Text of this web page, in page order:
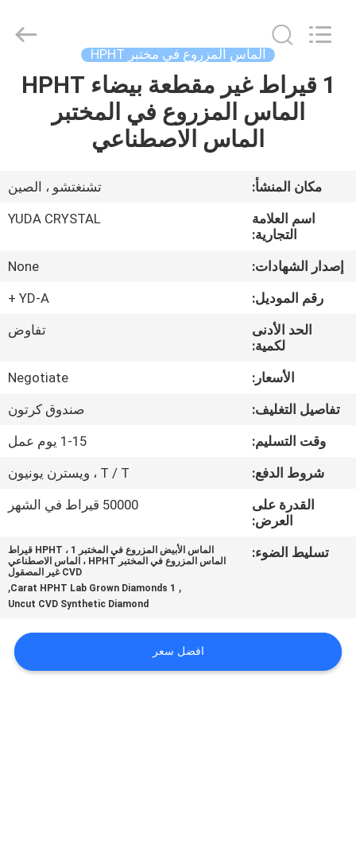
مسكن
معلومات
جولة
المعمل
مراقبة
الجودة
اتصل
خريطة
الموقع
Crystal
Co.,Ltd.
الماس المزروع في مختبر HPHT
1 قيراط غير مقطعة بيضاء HPHT
الماس المزروع في المختبر
الماس الاصطناعي
مكان المنشأ:
تشنغتشو ، الصين
اسم العلامة
التجارية:
YUDA CRYSTAL
إصدار الشهادات:
None
رقم الموديل:
YD-A +
الحد الأدنى
لكمية:
تفاوض
الأسعار:
Negotiate
تفاصيل التغليف:
صندوق كرتون
وقت التسليم:
1-15 يوم عمل
شروط الدفع:
T / T ، ويسترن يونيون
القدرة على
العرض:
50000 قيراط في الشهر
تسليط الضوء:
الماس الأبيض المزروع في المختبر HPHT ، 1 قيراط
الماس المزروع في المختبر HPHT ، الماس الاصطناعي
CVD غير المصقول
,
1 Carat HPHT Lab Grown Diamonds
,
Uncut CVD Synthetic Diamond
افضل سعر